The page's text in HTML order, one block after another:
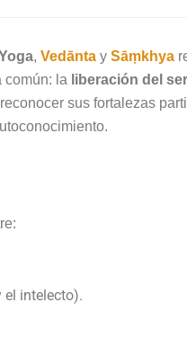
, Vedānta y Sāṃkhya
común: la liberación del
sus fortalezas
el intelecto).